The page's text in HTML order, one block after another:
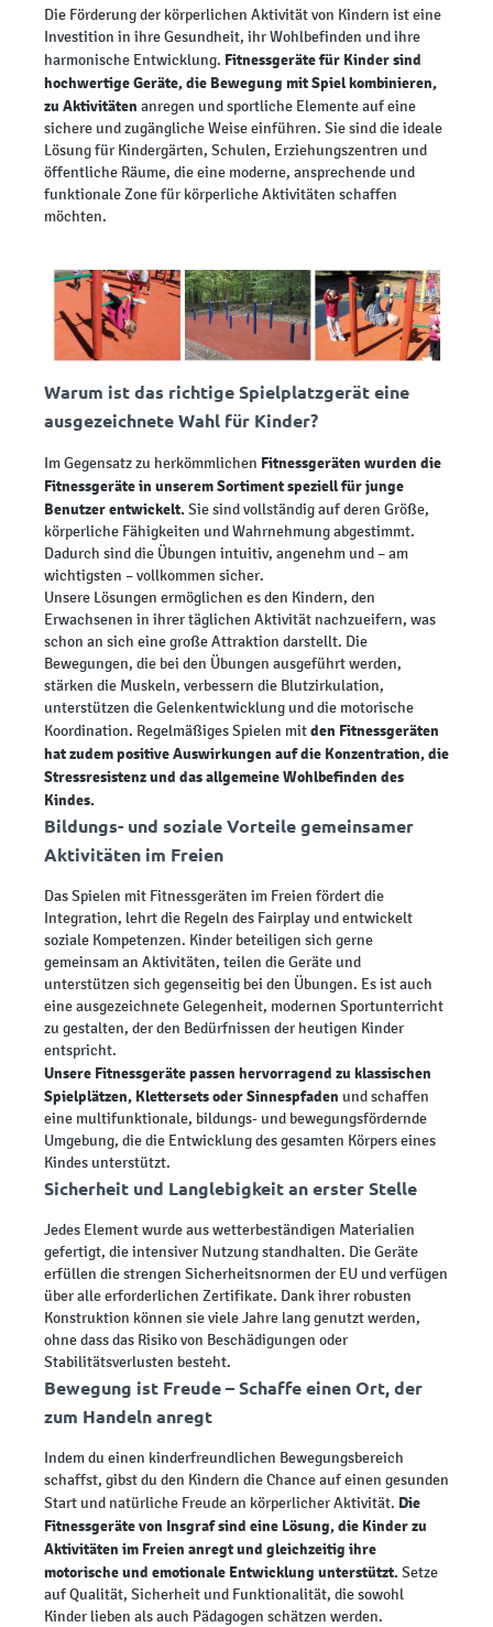
Die Förderung der körperlichen Aktivität von Kindern ist eine
Investition in ihre Gesundheit, ihr Wohlbefinden und ihre
harmonische Entwicklung. Fitnessgeräte für Kinder sind
hochwertige Geräte, die Bewegung mit Spiel kombinieren,
zu Aktivitäten anregen und sportliche Elemente auf eine
sichere und zugängliche Weise einführen. Sie sind die ideale
Lösung für Kindergärten, Schulen, Erziehungszentren und
öffentliche Räume, die eine moderne, ansprechende und
funktionale Zone für körperliche Aktivitäten schaffen
möchten.
Warum ist das richtige Spielplatzgerät eine
ausgezeichnete Wahl für Kinder?
Im Gegensatz zu herkömmlichen Fitnessgeräten wurden die
Fitnessgeräte in unserem Sortiment speziell für junge
Benutzer entwickelt.Sie sind vollständig auf deren Größe,
körperliche Fähigkeiten und Wahrnehmung abgestimmt.
Dadurch sind die Übungen intuitiv, angenehm und – am
wichtigsten – vollkommen sicher.
Unsere Lösungen ermöglichen es den Kindern, den
Erwachsenen in ihrer täglichen Aktivität nachzueifern, was
schon an sich eine große Attraktion darstellt. Die
Bewegungen, die bei den Übungen ausgeführt werden,
stärken die Muskeln, verbessern die Blutzirkulation,
unterstützen die Gelenkentwicklung und die motorische
Koordination. Regelmäßiges Spielen mitden Fitnessgeräten
hat zudem positive Auswirkungen auf die Konzentration, die
Stressresistenz und das allgemeine Wohlbefinden des
Kindes.
Bildungs- und soziale Vorteile gemeinsamer
Aktivitäten im Freien
Das Spielen mit Fitnessgeräten im Freien fördert die
Integration, lehrt die Regeln des Fairplay und entwickelt
soziale Kompetenzen. Kinder beteiligen sich gerne
gemeinsam an Aktivitäten, teilen die Geräte und
unterstützen sich gegenseitig bei den Übungen. Es ist auch
eine ausgezeichnete Gelegenheit, modernen Sportunterricht
zu gestalten, der den Bedürfnissen der heutigen Kinder
entspricht.
Unsere Fitnessgeräte passen hervorragend zu klassischen
Spielplätzen, Klettersets oder Sinnespfaden und schaffen
eine multifunktionale, bildungs- und bewegungsfördernde
Umgebung, die die Entwicklung des gesamten Körpers eines
Kindes unterstützt.
Sicherheit und Langlebigkeit an erster Stelle
Jedes Element wurde aus wetterbeständigen Materialien
gefertigt, die intensiver Nutzung standhalten. Die Geräte
erfüllen die strengen Sicherheitsnormen der EU und verfügen
über alle erforderlichen Zertifikate. Dank ihrer robusten
Konstruktion können sie viele Jahre lang genutzt werden,
ohne dass das Risiko von Beschädigungen oder
Stabilitätsverlusten besteht.
Bewegung ist Freude – Schaffe einen Ort, der
zum Handeln anregt
Indem du einen kinderfreundlichen Bewegungsbereich
schaffst, gibst du den Kindern die Chance auf einen gesunden
Start und natürliche Freude an körperlicher Aktivität. Die
Fitnessgeräte von Insgraf sind eine Lösung, die Kinder zu
Aktivitäten im Freien anregt und gleichzeitig ihre
motorische und emotionale Entwicklung unterstützt.Setze
auf Qualität, Sicherheit und Funktionalität, die sowohl
Kinder lieben als auch Pädagogen schätzen werden.